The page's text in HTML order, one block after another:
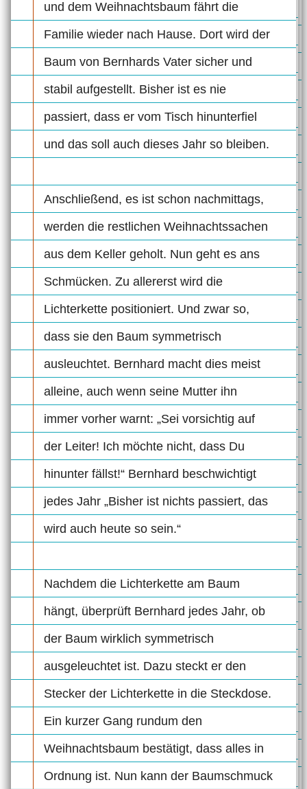
und dem Weihnachtsbaum fährt die
Familie wieder nach Hause. Dort wird der
Baum von Bernhards Vater sicher und
stabil aufgestellt. Bisher ist es nie
passiert, dass er vom Tisch hinunterfiel
und das soll auch dieses Jahr so bleiben.
Anschließend, es ist schon nachmittags,
werden die restlichen Weihnachtssachen
aus dem Keller geholt. Nun geht es ans
Schmücken. Zu allererst wird die
Lichterkette positioniert. Und zwar so,
dass sie den Baum symmetrisch
ausleuchtet. Bernhard macht dies meist
alleine, auch wenn seine Mutter ihn
immer vorher warnt: „Sei vorsichtig auf
der Leiter! Ich möchte nicht, dass Du
hinunter fällst!“ Bernhard beschwichtigt
jedes Jahr „Bisher ist nichts passiert, das
wird auch heute so sein.“
Nachdem die Lichterkette am Baum
hängt, überprüft Bernhard jedes Jahr, ob
der Baum wirklich symmetrisch
ausgeleuchtet ist. Dazu steckt er den
Stecker der Lichterkette in die Steckdose.
Ein kurzer Gang rundum den
Weihnachtsbaum bestätigt, dass alles in
Ordnung ist. Nun kann der Baumschmuck